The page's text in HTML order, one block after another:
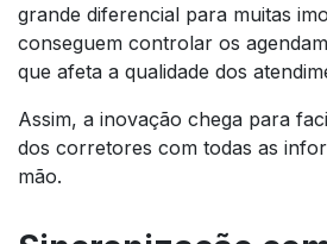
grande diferencial para muitas
conseguem controlar os
que afeta a qualidade dos
Assim, a inovação chega para
dos corretores com todas as
mão.